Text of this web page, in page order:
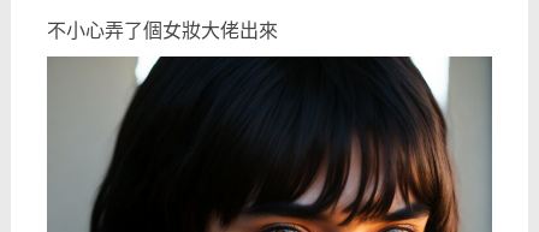
不小心弄了個女妝大佬出來